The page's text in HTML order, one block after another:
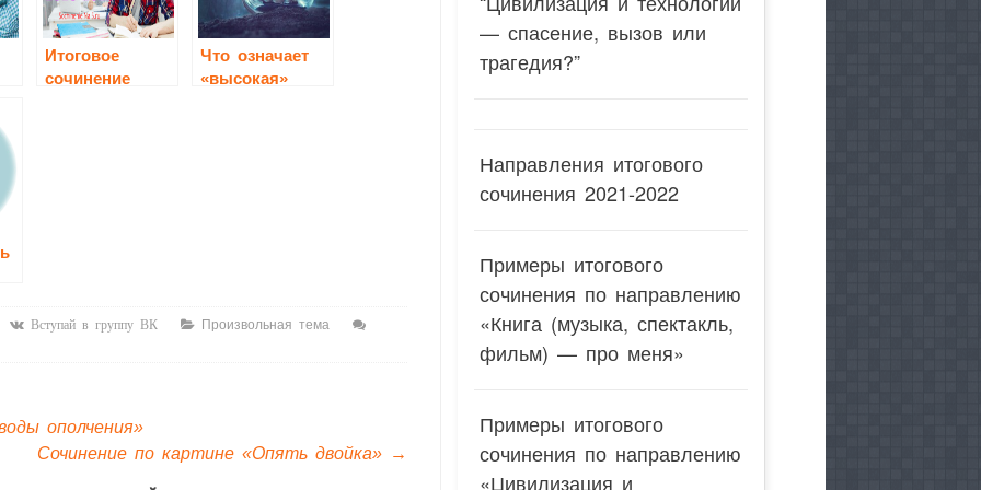
Итоговое
сочинение
Что означает
«высокая»
Вступай в группу ВК
Произвольная тема
ополчения»
Сочинение по картине «Опять двойка» →
— спасение, вызов или
трагедия?”
Направления итогового
сочинения 2021-2022
Примеры итогового
сочинения по направлению
«Книга (музыка, спектакль,
фильм) — про меня»
Примеры итогового
сочинения по направлению
«Цивилизация и